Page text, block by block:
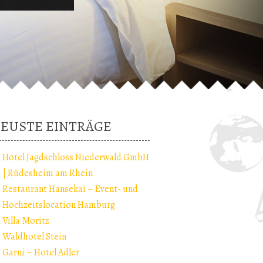
EINTRÄGE
Hotel Jagdschloss Niederwald GmbH
| Rüdesheim am Rhein
Restaurant Hansekai – Event- und
Hochzeitslocation Hamburg
Villa Moritz
Waldhotel Stein
Garni – Hotel Adler